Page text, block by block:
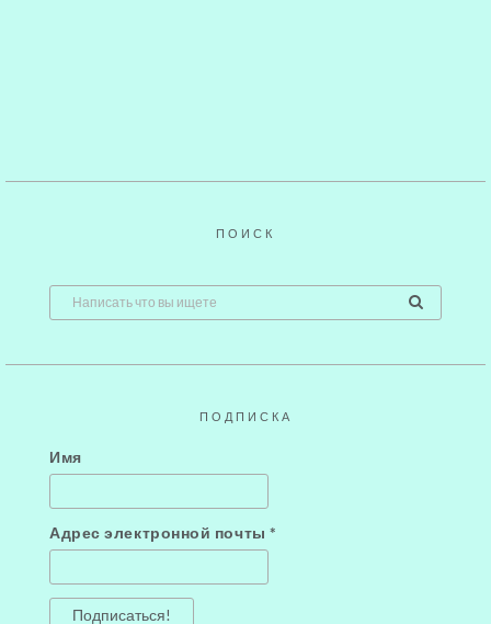
ПОИСК
ПОДПИСКА
Имя
Адрес электронной почты*